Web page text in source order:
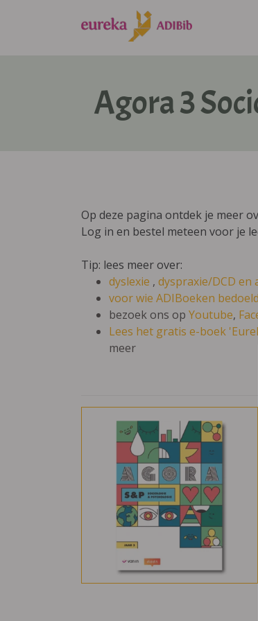
Agora 3
Op deze pagina ontdek je meer
Log in en bestel meteen voor je
Tip: lees meer over:
dyslexie , dyspraxie/DCD en
voor wie ADIBoeken
bezoek ons op Youtube,
Lees het gratis e-boek
meer